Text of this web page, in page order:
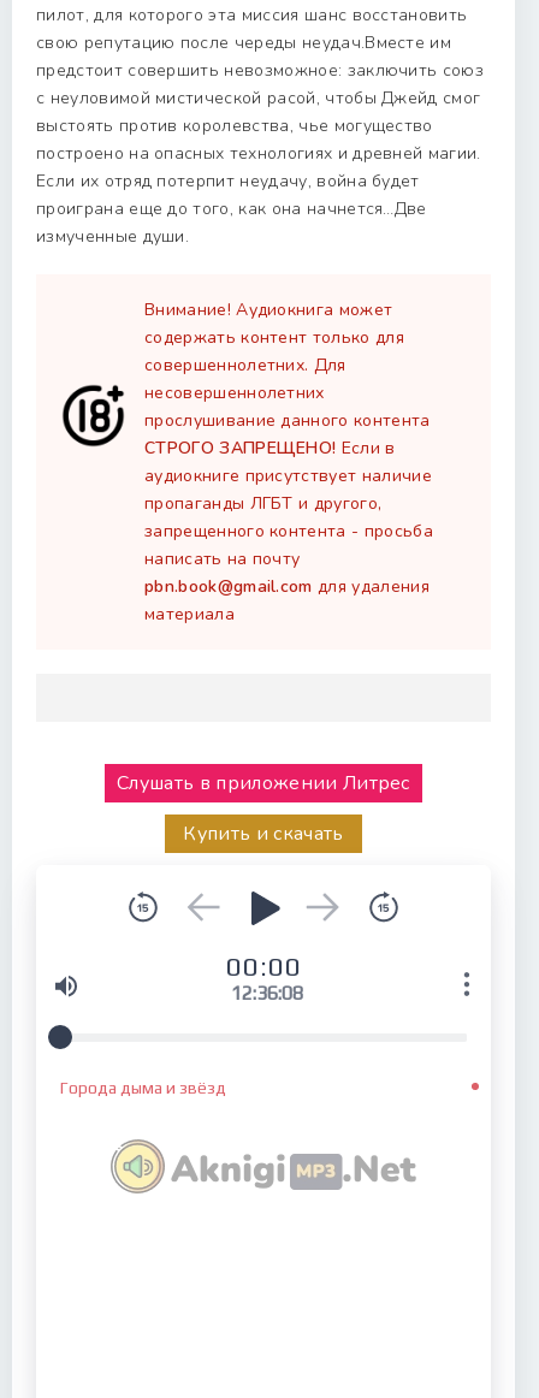
пилот, для которого эта миссия шанс восстановить
свою репутацию после череды неудач.Вместе им
предстоит совершить невозможное: заключить союз
с неуловимой мистической расой, чтобы Джейд смог
выстоять против королевства, чье могущество
построено на опасных технологиях и древней магии.
Если их отряд потерпит неудачу, война будет
проиграна еще до того, как она начнется…Две
измученные души.
Внимание! Аудиокнига может
содержать контент только для
совершеннолетних. Для
несовершеннолетних
прослушивание данного контента
СТРОГО ЗАПРЕЩЕНО! Если в
аудиокниге присутствует наличие
пропаганды ЛГБТ и другого,
запрещенного контента - просьба
написать на почту
pbn.book@gmail.com для удаления
материала
Слушать в приложении Литрес
Купить и скачать
00:00
12:36:08
Города дыма и звёзд